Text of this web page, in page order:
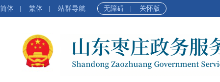
简体 繁体 站群导航 无障碍 关怀版